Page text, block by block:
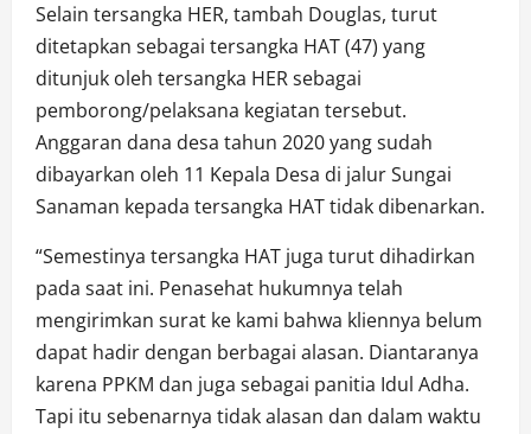
Selain tersangka HER, tambah Douglas, turut
ditetapkan sebagai tersangka HAT (47) yang
ditunjuk oleh tersangka HER sebagai
pemborong/pelaksana kegiatan tersebut.
Anggaran dana desa tahun 2020 yang sudah
dibayarkan oleh 11 Kepala Desa di jalur Sungai
Sanaman kepada tersangka HAT tidak dibenarkan.
“Semestinya tersangka HAT juga turut dihadirkan
pada saat ini. Penasehat hukumnya telah
mengirimkan surat ke kami bahwa kliennya belum
dapat hadir dengan berbagai alasan. Diantaranya
karena PPKM dan juga sebagai panitia Idul Adha.
Tapi itu sebenarnya tidak alasan dan dalam waktu